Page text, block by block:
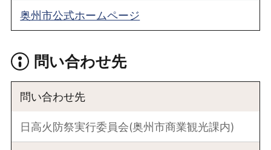
奥州市公式ホームページ
問い合わせ先
問い合わせ先
日高火防祭実行委員会(奥州市商業観光課内)